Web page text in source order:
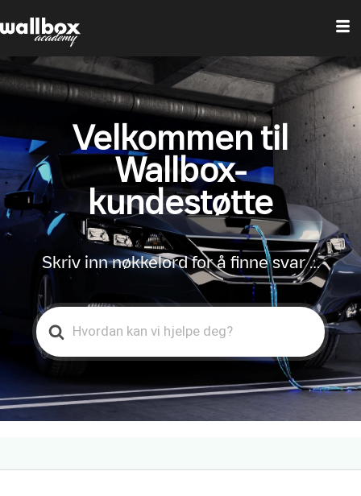
Velkommen til
Wallbox-
kundestøtte
Skriv inn nøkkelord for å finne svar …
Search
For